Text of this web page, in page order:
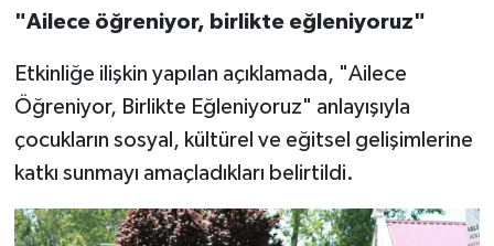
"Ailece öğreniyor, birlikte eğleniyoruz"
Etkinliğe ilişkin yapılan açıklamada, "Ailece
Öğreniyor, Birlikte Eğleniyoruz" anlayışıyla
çocukların sosyal, kültürel ve eğitsel gelişimlerine
katkı sunmayı amaçladıkları belirtildi.